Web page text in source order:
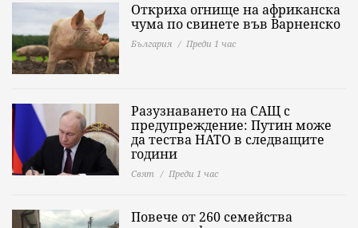
Откриха огнище на африканска
чума по свинете във Варненско
България Преди 1 час
Разузнаването на САЩ с
предупреждение: Путин може
да тества НАТО в следващите
години
Свят Преди 1 час
Повече от 260 семейства